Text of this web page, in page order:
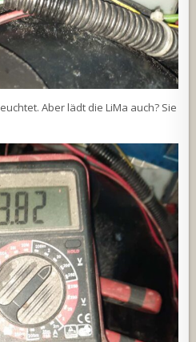
Aber lädt die LiMa auch? Sie